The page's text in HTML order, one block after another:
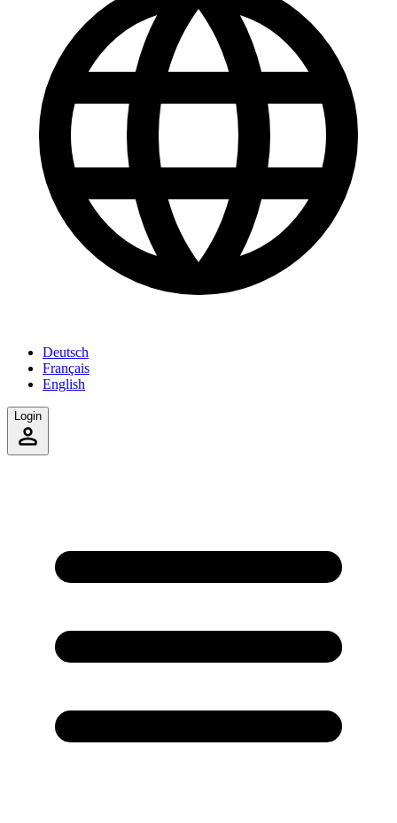
Deutsch
Français
English
Login